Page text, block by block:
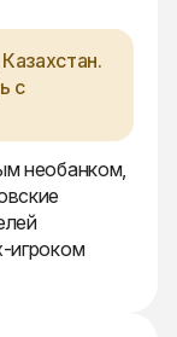
с
необанком,
игроком